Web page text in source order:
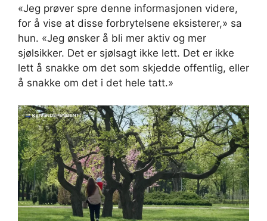
«Jeg prøver spre denne informasjonen videre,
for å vise at disse forbrytelsene eksisterer,» sa
hun. «Jeg ønsker å bli mer aktiv og mer
sjølsikker. Det er sjølsagt ikke lett. Det er ikke
lett å snakke om det som skjedde offentlig, eller
å snakke om det i det hele tatt.»